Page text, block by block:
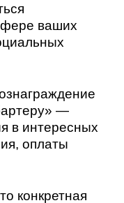
ваших
—
в интересных
оплаты
конкретная